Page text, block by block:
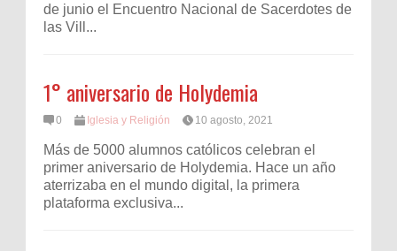
de junio el Encuentro Nacional de Sacerdotes de
las Vill...
1° aniversario de Holydemia
0 Iglesia y Religión 10 agosto, 2021
Más de 5000 alumnos católicos celebran el
primer aniversario de Holydemia. Hace un año
aterrizaba en el mundo digital, la primera
plataforma exclusiva...